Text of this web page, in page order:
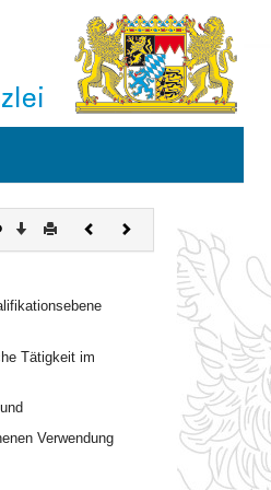
Download
DruckenVorherigesNächstes
Dokument
Tätigkeit im
Verwendung